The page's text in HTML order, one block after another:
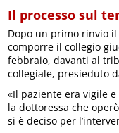
Il processo sul
Dopo un primo rinvio
comporre il collegio
febbraio, davanti al
collegiale, presieduto
«Il paziente era vigile
la dottoressa che
si è deciso per